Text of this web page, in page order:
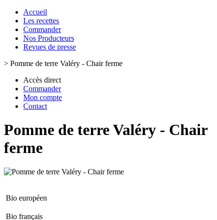
Accueil
Les recettes
Commander
Nos Producteurs
Revues de presse
> Pomme de terre Valéry - Chair ferme
Accès direct
Commander
Mon compte
Contact
Pomme de terre Valéry - Chair
ferme
Bio européen
Bio français